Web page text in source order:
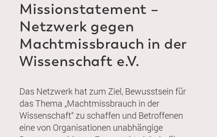
Missionstatement –
Netzwerk gegen
Machtmissbrauch in der
Wissenschaft e.V.
Das Netzwerk hat zum Ziel, Bewusstsein für
das Thema „Machtmissbrauch in der
Wissenschaft“ zu schaffen und Betroffenen
eine von Organisationen unabhängige